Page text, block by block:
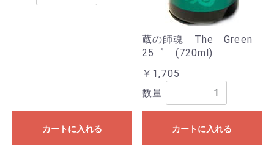
カートに入れる
蔵の師魂 The Green
25゜ (720ml)
￥1,705
数量
カートに入れる